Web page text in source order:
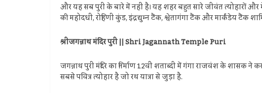
और यह सब पुरी के बारे में नहीं है। यह शहर बहुत सारे जीवंत त्योहारों और
की महोदधी, रोहिणी कुंड, इंद्रद्युम्न टैंक, श्वेतागंगा टैंक और मार्कंडेय
श्रीजगन्नाथ मंदिर पुरी || Shri Jagannath Temple Puri
जगन्नाथ पुरी मंदिर का निर्माण 12वीं शताब्दी में गंगा राजवंश के शासक
सबसे पवित्र त्योहार है जो रथ यात्रा से जुड़ा है.